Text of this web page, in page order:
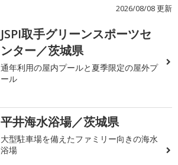
2026/08/08 更新
JSPI取手グリーンスポーツセ
ンター／茨城県
通年利用の屋内プールと夏季限定の屋外プ
ール
平井海水浴場／茨城県
大型駐車場を備えたファミリー向きの海水
浴場